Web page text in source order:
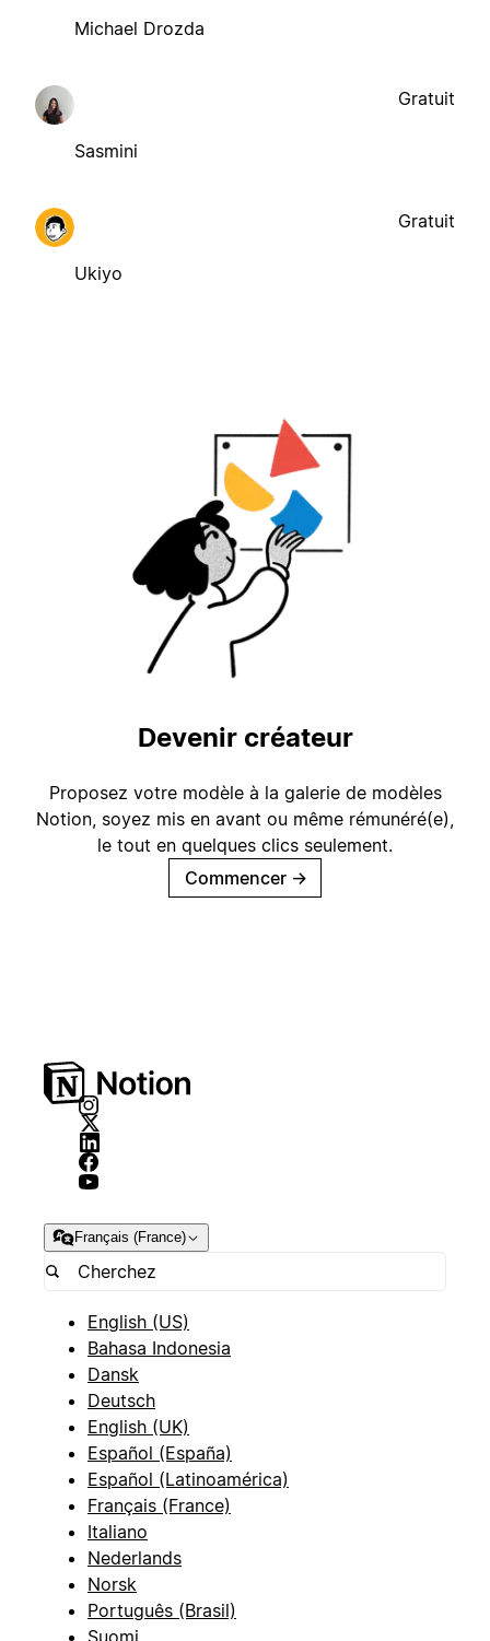
Michael Drozda
Sasmini
Gratuit
Ukiyo
Gratuit
Devenir créateur
Proposez votre modèle à la galerie de modèles
Notion, soyez mis en avant ou même rémunéré(e),
le tout en quelques clics seulement.
Commencer →
Français (France)
English (US)
Bahasa Indonesia
Dansk
Deutsch
English (UK)
Español (España)
Español (Latinoamérica)
Français (France)
Italiano
Nederlands
Norsk
Português (Brasil)